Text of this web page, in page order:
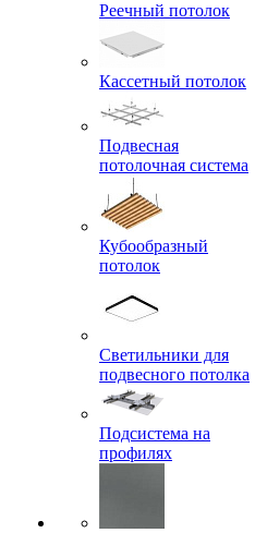
Реечный потолок
Кассетный потолок
Подвесная
потолочная система
Кубообразный
потолок
Светильники для
подвесного потолка
Подсистема на
профилях